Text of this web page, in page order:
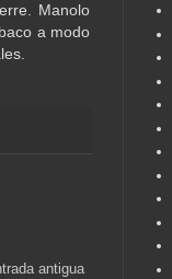
Manolo
a modo
antigua